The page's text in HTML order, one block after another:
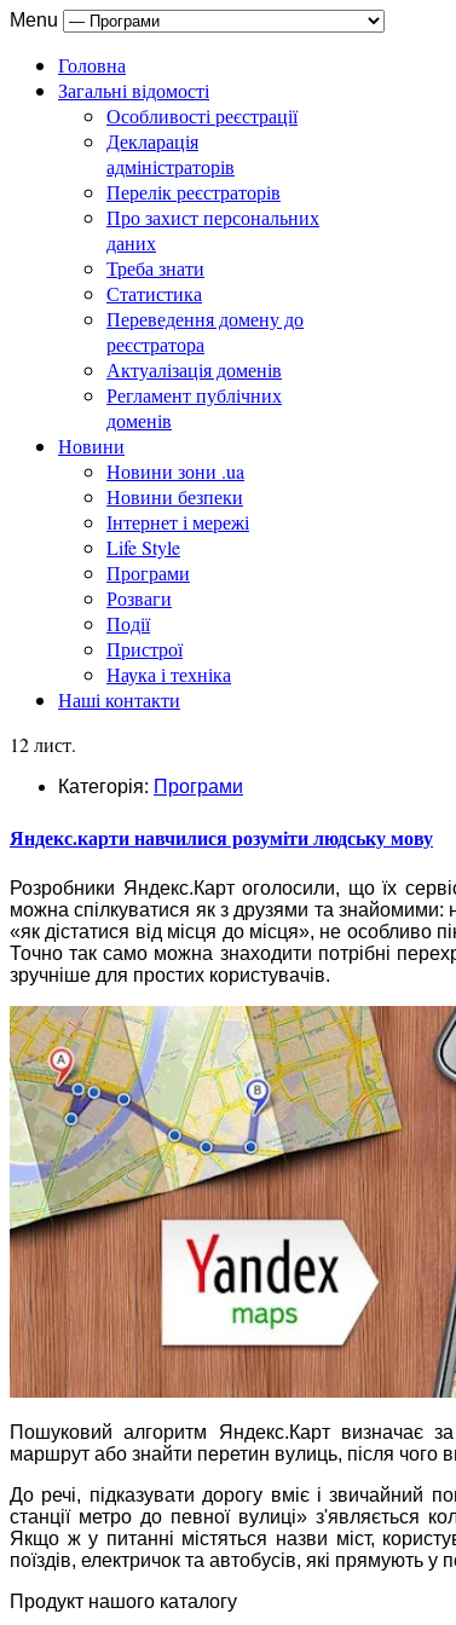
Menu
Головна
Загальні відомості
Особливості реєстрації
Декларація
адміністраторів
Перелік реєстраторів
Про захист персональних
даних
Треба знати
Статистика
Переведення домену до
реєстратора
Актуалізація доменів
Регламент публічних
доменів
Новини
Новини зони .ua
Новини безпеки
Інтернет і мережі
Life Style
Програми
Розваги
Події
Пристрої
Наука і техніка
Наші контакти
12 лист.
Категорія: Програми
Яндекс.карти навчилися розуміти людську мову
Розробники Яндекс.Карт оголосили, що їх
можна спілкуватися як з друзями та
«як дістатися від місця до місця», не особливо
Точно так само можна знаходити потрібні
зручніше для простих користувачів.
Пошуковий алгоритм Яндекс.Карт визначає
маршрут або знайти перетин вулиць, після чого
До речі, підказувати дорогу вміє і звичайний
станції метро до певної вулиці»
Якщо ж у питанні містяться назви міст,
поїздів, електричок та автобусів, які прямують у
Продукт нашого каталогу